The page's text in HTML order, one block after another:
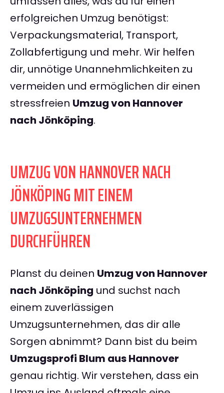
erfolgreichen Umzug benötigst:
Verpackungsmaterial, Transport,
Zollabfertigung und mehr. Wir helfen
dir, unnötige Unannehmlichkeiten zu
vermeiden und ermöglichen dir einen
stressfreien Umzug von Hannover
nach Jönköping.
UMZUG VON HANNOVER NACH
JÖNKÖPING MIT EINEM
UMZUGSUNTERNEHMEN
DURCHFÜHREN
Planst du deinen Umzug von Hannover
nach Jönköping und suchst nach
einem zuverlässigen
Umzugsunternehmen, das dir alle
Sorgen abnimmt? Dann bist du beim
Umzugsprofi Blum aus Hannover
genau richtig. Wir verstehen, dass ein